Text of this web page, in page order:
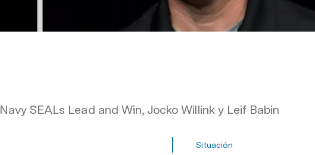
SEALs Lead and Win, Jocko Willink y Leif Babin
Situación